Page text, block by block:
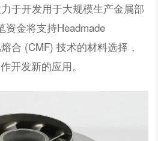
于开发用于大规模生产金属部
资金将支持Headmade
合 (CMF) 技术的材料选择，
开发新的应用。